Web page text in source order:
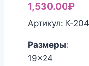
1,530.00₽
Артикул: К-204
Размеры:
19x24